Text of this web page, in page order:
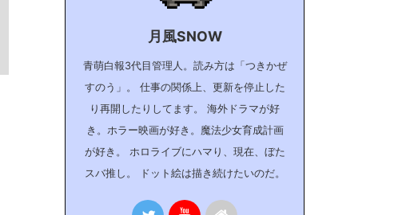
月風SNOW
青萌白報3代目管理人。読み方は「つきかぜ
すのう」。 仕事の関係上、更新を停止した
り再開したりしてます。 海外ドラマが好
き。ホラー映画が好き。魔法少女育成計画
が好き。 ホロライブにハマり、現在、ぼた
スバ推し。 ドット絵は描き続けたいのだ。